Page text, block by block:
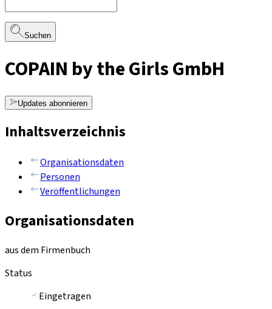
Suchen
COPAIN by the Girls GmbH
Updates abonnieren
Inhaltsverzeichnis
Organisationsdaten
Personen
Veröffentlichungen
Organisationsdaten
aus dem Firmenbuch
Status
Eingetragen